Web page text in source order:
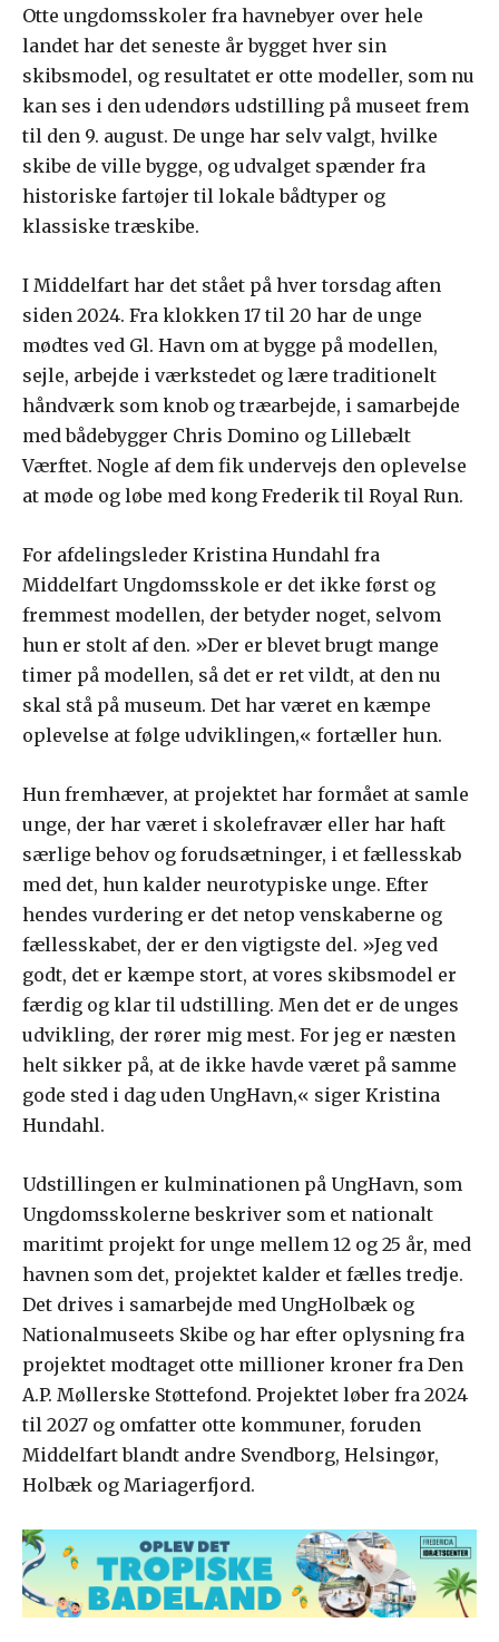
Otte ungdomsskoler fra havnebyer over hele
landet har det seneste år bygget hver sin
skibsmodel, og resultatet er otte modeller, som nu
kan ses i den udendørs udstilling på museet frem
til den 9. august. De unge har selv valgt, hvilke
skibe de ville bygge, og udvalget spænder fra
historiske fartøjer til lokale bådtyper og
klassiske træskibe.
I Middelfart har det stået på hver torsdag aften
siden 2024. Fra klokken 17 til 20 har de unge
mødtes ved Gl. Havn om at bygge på modellen,
sejle, arbejde i værkstedet og lære traditionelt
håndværk som knob og træarbejde, i samarbejde
med bådebygger Chris Domino og Lillebælt
Værftet. Nogle af dem fik undervejs den oplevelse
at møde og løbe med kong Frederik til Royal Run.
For afdelingsleder Kristina Hundahl fra
Middelfart Ungdomsskole er det ikke først og
fremmest modellen, der betyder noget, selvom
hun er stolt af den. »Der er blevet brugt mange
timer på modellen, så det er ret vildt, at den nu
skal stå på museum. Det har været en kæmpe
oplevelse at følge udviklingen,« fortæller hun.
Hun fremhæver, at projektet har formået at samle
unge, der har været i skolefravær eller har haft
særlige behov og forudsætninger, i et fællesskab
med det, hun kalder neurotypiske unge. Efter
hendes vurdering er det netop venskaberne og
fællesskabet, der er den vigtigste del. »Jeg ved
godt, det er kæmpe stort, at vores skibsmodel er
færdig og klar til udstilling. Men det er de unges
udvikling, der rører mig mest. For jeg er næsten
helt sikker på, at de ikke havde været på samme
gode sted i dag uden UngHavn,« siger Kristina
Hundahl.
Udstillingen er kulminationen på UngHavn, som
Ungdomsskolerne beskriver som et nationalt
maritimt projekt for unge mellem 12 og 25 år, med
havnen som det, projektet kalder et fælles tredje.
Det drives i samarbejde med UngHolbæk og
Nationalmuseets Skibe og har efter oplysning fra
projektet modtaget otte millioner kroner fra Den
A.P. Møllerske Støttefond. Projektet løber fra 2024
til 2027 og omfatter otte kommuner, foruden
Middelfart blandt andre Svendborg, Helsingør,
Holbæk og Mariagerfjord.